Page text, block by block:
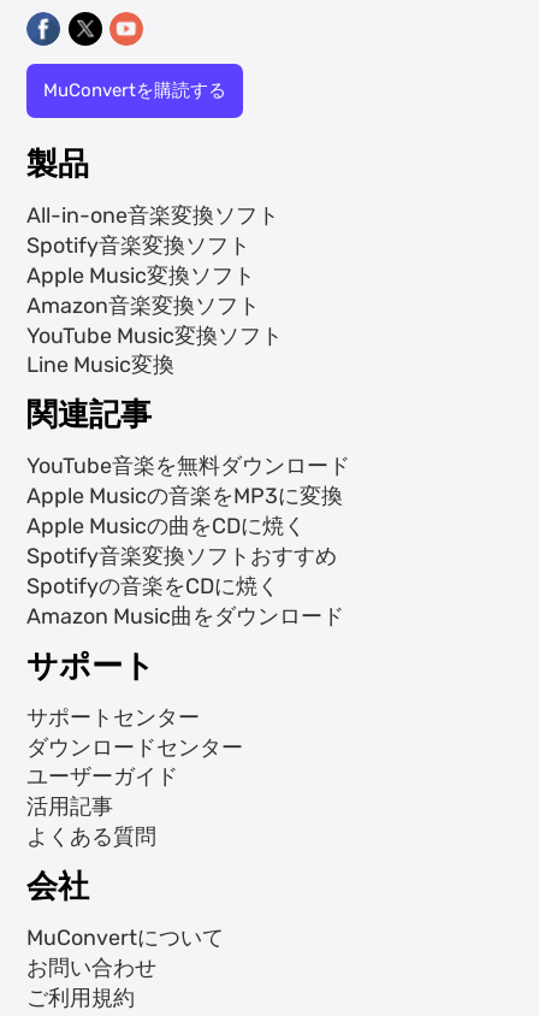
MuConvertを購読する
製品
All-in-one音楽変換ソフト
Spotify音楽変換ソフト
Apple Music変換ソフト
Amazon音楽変換ソフト
YouTube Music変換ソフト
Line Music変換
関連記事
YouTube音楽を無料ダウンロード
Apple Musicの音楽をMP3に変換
Apple Musicの曲をCDに焼く
Spotify音楽変換ソフトおすすめ
Spotifyの音楽をCDに焼く
Amazon Music曲をダウンロード
サポート
サポートセンター
ダウンロードセンター
ユーザーガイド
活用記事
よくある質問
会社
MuConvertについて
お問い合わせ
ご利用規約